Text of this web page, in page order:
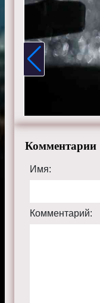
Шон Магуайр,
Габриэль Анвар,
Смотрите онлайн
сказке »
телефоне,
onceupon-a-time.ru.
Комментарии
Имя:
Комментарий: